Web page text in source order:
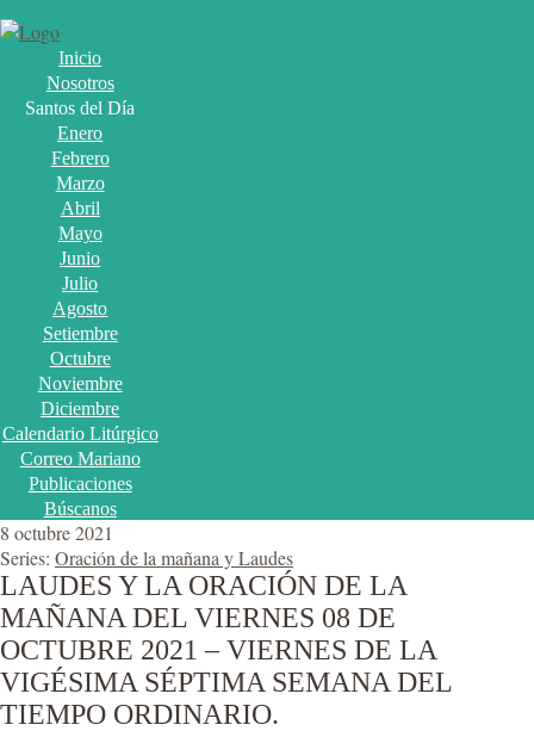
Inicio
Nosotros
Santos del Día
Enero
Febrero
Marzo
Abril
Mayo
Junio
Julio
Agosto
Setiembre
Octubre
Noviembre
Diciembre
Calendario Litúrgico
Correo Mariano
Publicaciones
Búscanos
8 octubre 2021
Series: Oración de la mañana y Laudes
LAUDES Y LA ORACIÓN DE LA
MAÑANA DEL VIERNES 08 DE
OCTUBRE 2021 – VIERNES DE LA
VIGÉSIMA SÉPTIMA SEMANA DEL
TIEMPO ORDINARIO.